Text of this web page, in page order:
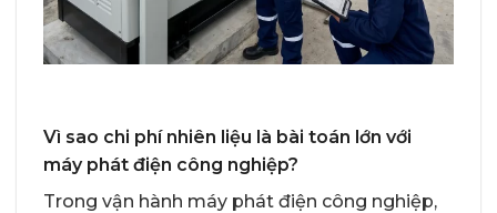
Vì sao chi phí nhiên liệu là bài toán lớn với
máy phát điện công nghiệp?
Trong vận hành máy phát điện công nghiệp,